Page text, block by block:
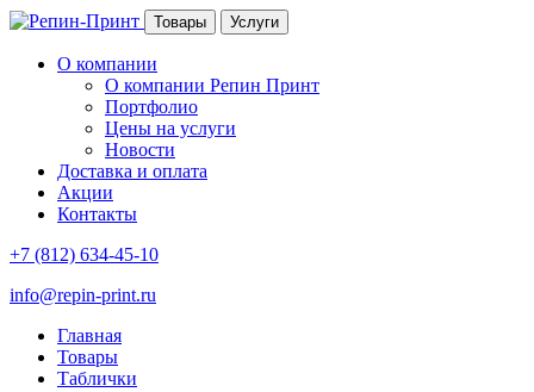
Товары Услуги
О компании
О компании Репин Принт
Портфолио
Цены на услуги
Новости
Доставка и оплата
Акции
Контакты
+7 (812) 634-45-10
info@repin-print.ru
Главная
Товары
Таблички